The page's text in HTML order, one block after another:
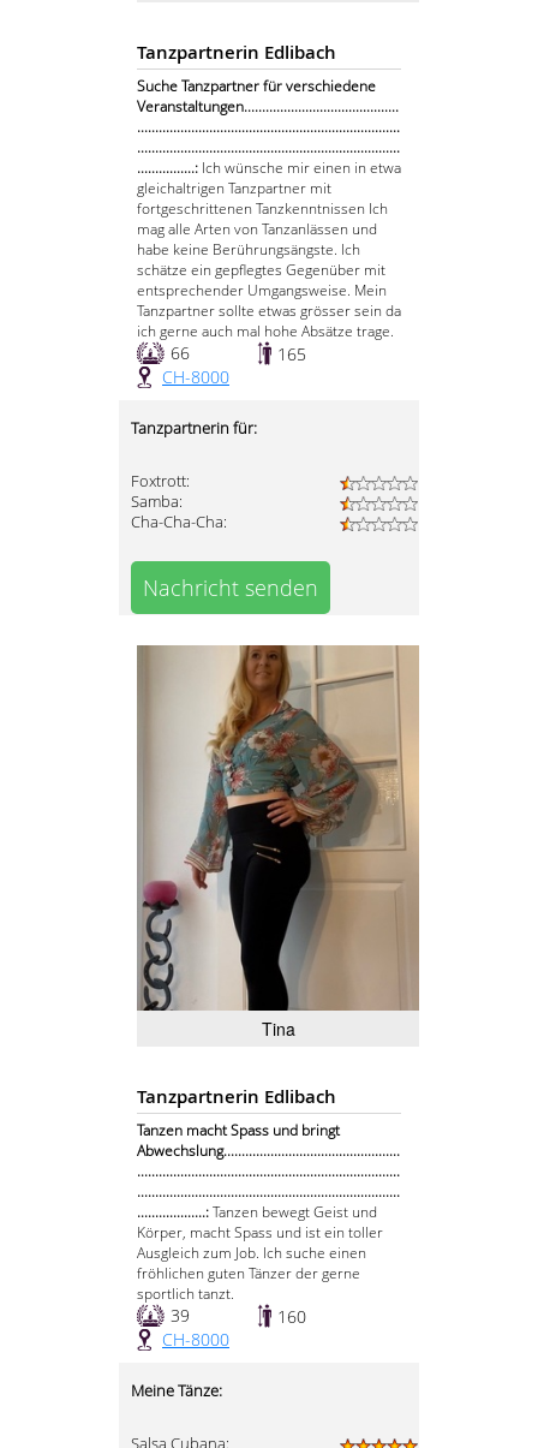
Tanzpartnerin Edlibach
Suche Tanzpartner für verschiedene
Veranstaltungen...........................................
.........................................................................
.........................................................................
................: Ich wünsche mir einen in etwa
gleichaltrigen Tanzpartner mit
fortgeschrittenen Tanzkenntnissen Ich
mag alle Arten von Tanzanlässen und
habe keine Berührungsängste. Ich
schätze ein gepflegtes Gegenüber mit
entsprechender Umgangsweise. Mein
Tanzpartner sollte etwas grösser sein da
ich gerne auch mal hohe Absätze trage.
66
165
CH-8000
Tanzpartnerin für:
Foxtrott:
Samba:
Cha-Cha-Cha:
Nachricht senden
Tina
Tanzpartnerin Edlibach
Tanzen macht Spass und bringt
Abwechslung.................................................
.........................................................................
.........................................................................
...................:Tanzen bewegt Geist und
Körper, macht Spass und ist ein toller
Ausgleich zum Job. Ich suche einen
fröhlichen guten Tänzer der gerne
sportlich tanzt.
39
160
CH-8000
Meine Tänze: